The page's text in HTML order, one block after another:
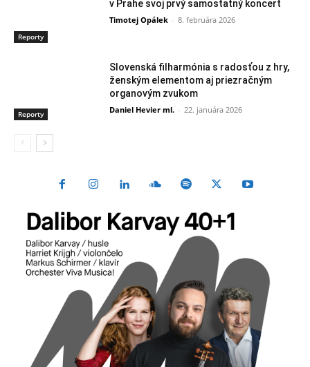
Reporty
v Prahe svoj prvý samostatný koncert
Timotej Opálek - 8. februára 2026
Reporty
Slovenská filharmónia s radosťou z hry,
ženským elementom aj priezračným
organovým zvukom
Daniel Hevier ml. - 22. januára 2026